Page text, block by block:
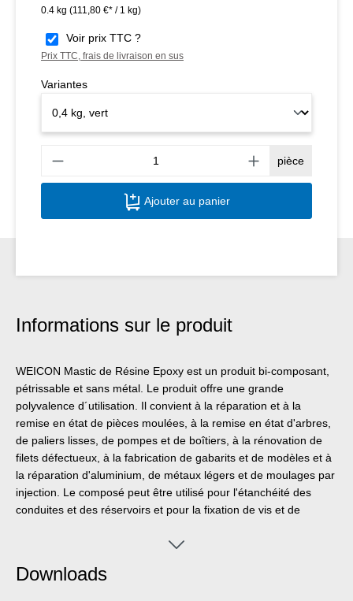
0.4 kg (111,80 €* / 1 kg)
Voir prix TTC ?
Prix TTC, frais de livraison en sus
Variantes
pièce
Ajouter au panier
Informations sur le produit
WEICON Mastic de Résine Epoxy est un produit bi-composant,
pétrissable et sans métal. Le produit offre une grande
polyvalence d´utilisation. Il convient à la réparation et à la
remise en état de pièces moulées, à la remise en état d'arbres,
de paliers lisses, de pompes et de boîtiers, à la rénovation de
filets défectueux, à la fabrication de gabarits et de modèles et à
la réparation d'aluminium, de métaux légers et de moulages par
injection. Le composé peut être utilisé pour l'étanchéité des
conduites et des réservoirs et pour la fixation de vis et de
par la corrosion par piqûres ou pour réparer les trous et les
une excellente adhérence sur tous les métaux ainsi qu'à la
Downloads